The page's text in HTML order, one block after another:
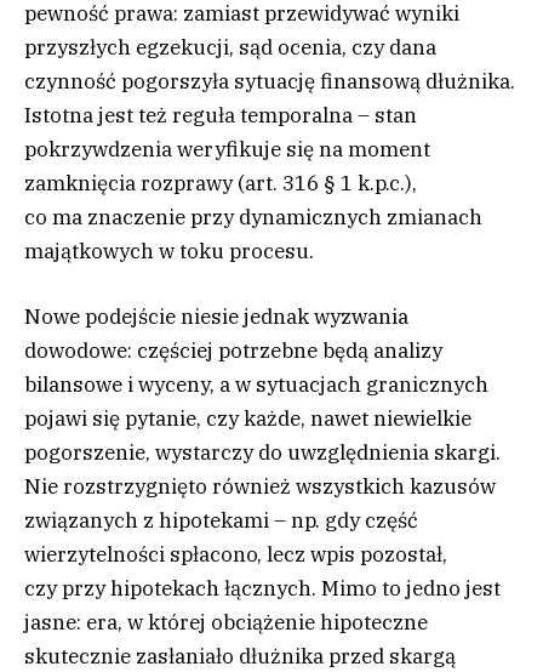
pewność prawa: zamiast przewidywać wyniki
przyszłych egzekucji, sąd ocenia, czy dana
czynność pogorszyła sytuację finansową dłużnika.
Istotna jest też reguła temporalna – stan
pokrzywdzenia weryfikuje się na moment
zamknięcia rozprawy (art. 316 § 1 k.p.c.),
co ma znaczenie przy dynamicznych zmianach
majątkowych w toku procesu.
Nowe podejście niesie jednak wyzwania
dowodowe: częściej potrzebne będą analizy
bilansowe i wyceny, a w sytuacjach granicznych
pojawi się pytanie, czy każde, nawet niewielkie
pogorszenie, wystarczy do uwzględnienia skargi.
Nie rozstrzygnięto również wszystkich kazusów
związanych z hipotekami – np. gdy część
wierzytelności spłacono, lecz wpis pozostał,
czy przy hipotekach łącznych. Mimo to jedno jest
jasne: era, w której obciążenie hipoteczne
skutecznie zasłaniało dłużnika przed skargą